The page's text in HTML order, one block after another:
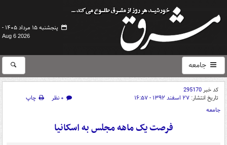
پنجشنبه ۱۵ مرداد ۱۴۰۵ -
Aug 6 2026
جامعه
کد خبر295170
تاریخ انتشار: ۲۷ اسفند ۱۳۹۲ - ۱۶:۵۷ ۰ نظر
چاپ
جامعه
فرصت یک ماهه مجلس به اسکانیا